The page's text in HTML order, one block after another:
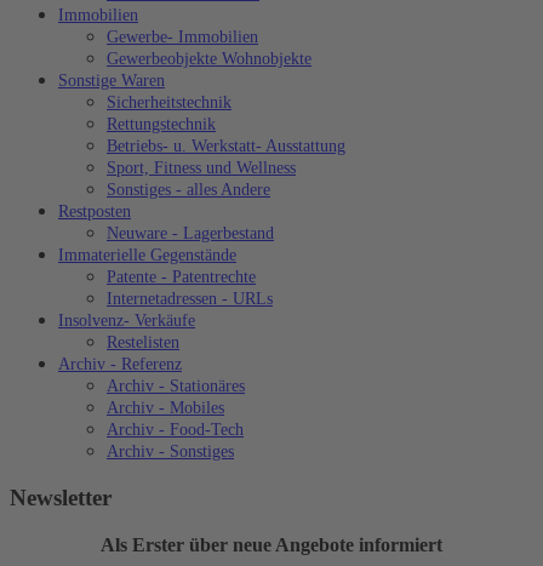
Immobilien
Gewerbe- Immobilien
Gewerbeobjekte Wohnobjekte
Sonstige Waren
Sicherheitstechnik
Rettungstechnik
Betriebs- u. Werkstatt- Ausstattung
Sport, Fitness und Wellness
Sonstiges - alles Andere
Restposten
Neuware - Lagerbestand
Immaterielle Gegenstände
Patente - Patentrechte
Internetadressen - URLs
Insolvenz- Verkäufe
Restelisten
Archiv - Referenz
Archiv - Stationäres
Archiv - Mobiles
Archiv - Food-Tech
Archiv - Sonstiges
Newsletter
Als Erster über neue Angebote informiert